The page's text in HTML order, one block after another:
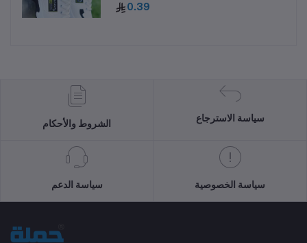
0.39
الشروط والأحكام
سياسة الاسترجاع
سياسة الدعم سياسة الخصوصية